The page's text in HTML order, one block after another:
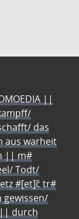
||
das
aus warheit
|| m#
Todt/
#[et]c̃ tr#
|| durch